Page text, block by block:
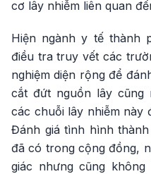
cơ lây nhiễm liên quan
Hiện ngành y tế thành
điều tra truy vết các
nghiệm diện rộng để
cắt đứt nguồn lây cũng
các chuỗi lây nhiễm này
Đánh giá tình hình
đã có trong cộng đồng,
giác nhưng cũng